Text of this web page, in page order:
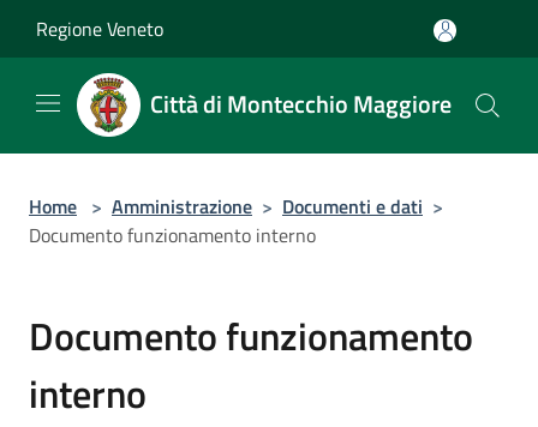
Regione Veneto
Città di Montecchio Maggiore
Home > Amministrazione > Documenti e dati >
Documento funzionamento interno
Documento funzionamento
interno